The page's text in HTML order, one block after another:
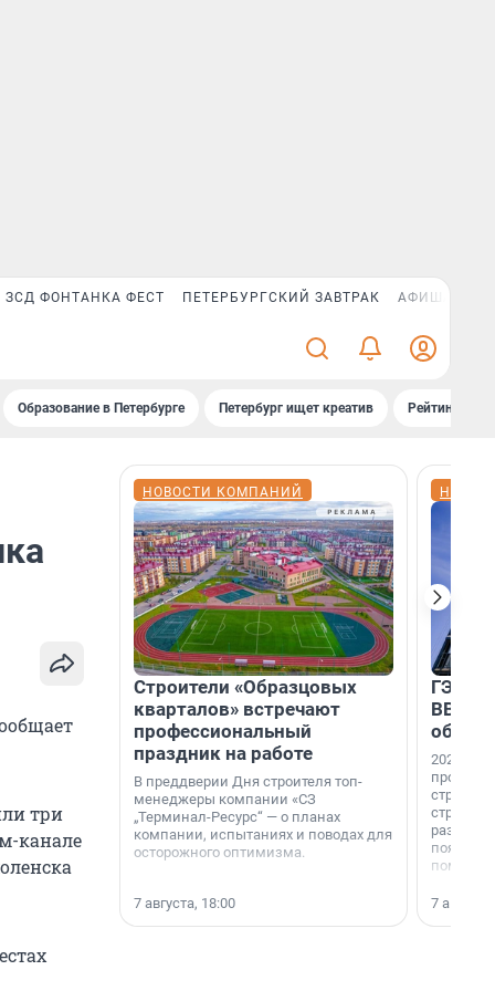
ЗСД ФОНТАНКА ФЕСТ ПЕТЕРБУРГСКИЙ ЗАВТРАК АФИША PLUS
Образование в Петербурге Петербург ищет креатив Рейтинги
три
канале
НОВОСТИ КОМПАНИЙ
Строители «Образцовых
кварталов» встречают
профессиональный
праздник на работе
В преддверии Дня строителя топ-
менеджеры компании «СЗ
„Терминал-Ресурс“ — о планах
компании, испытаниях и поводах для
осторожного оптимизма.
7 августа, 18:00
ГЭС,
ВВП: в
об
2026-й —
раз. В
7